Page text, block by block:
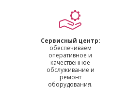
Сервисный центр:
обеспечиваем
оперативное и
качественное
обслуживание и
ремонт
оборудования.